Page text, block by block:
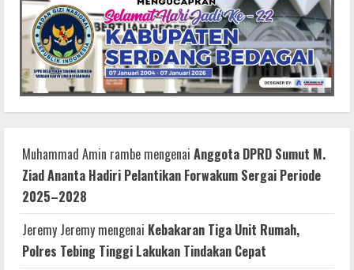
Muhammad Amin rambe mengenai Anggota DPRD Sumut M.
Ziad Ananta Hadiri Pelantikan Forwakum Sergai Periode
2025–2028
Jeremy Jeremy mengenai Kebakaran Tiga Unit Rumah,
Polres Tebing Tinggi Lakukan Tindakan Cepat